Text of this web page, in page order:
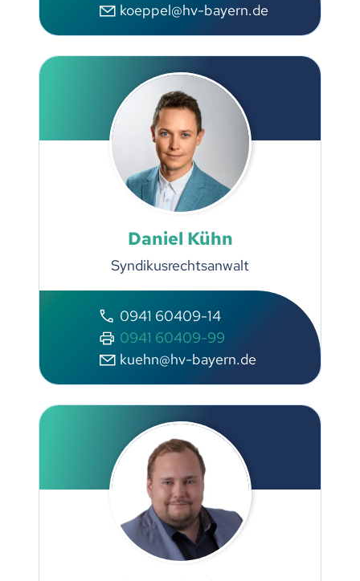
koeppel@hv-bayern.de
Daniel Kühn
Syndikusrechtsanwalt
0941 60409-14
0941 60409-99
kuehn@hv-bayern.de